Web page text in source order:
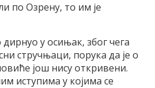
по Озрену, то им је
у осињак, због чега
стручњаци, порука да је о
још нису откривени.
иступима у којима се